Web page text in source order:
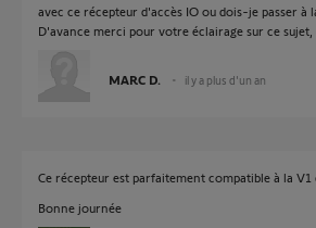
avec ce récepteur d'accès IO ou dois-je passer à
D'avance merci pour votre éclairage sur ce
MARC D. il y a plus d'un an
Ce récepteur est parfaitement compatible à la V1
Bonne journée